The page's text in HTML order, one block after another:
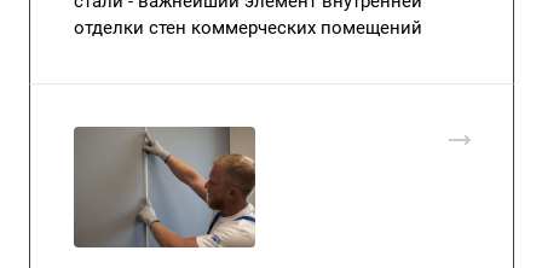
отделки стен коммерческих помещений